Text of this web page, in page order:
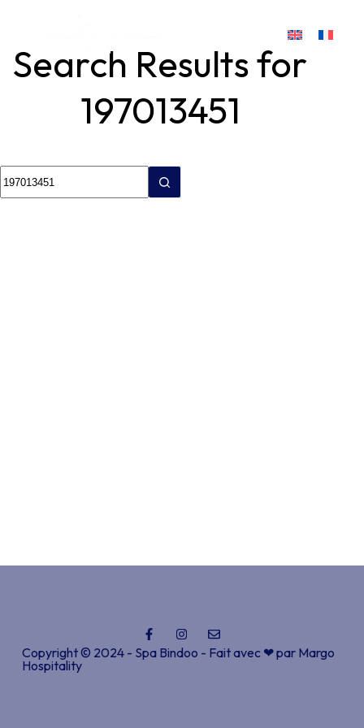
Search Results for
197013451
Copyright © 2024 - Spa Bindoo - Fait avec ❤ par Margo
Hospitality